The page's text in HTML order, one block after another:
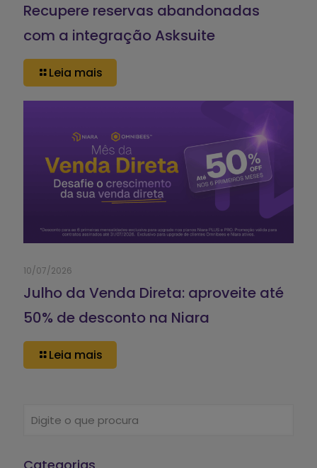
Recupere reservas abandonadas
com a integração Asksuite
Leia mais
10/07/2026
Julho da Venda Direta: aproveite até
50% de desconto na Niara
Leia mais